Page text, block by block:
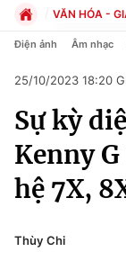
Chuyên mục
Chính trị
Xã hội
Pháp luật
VĂN HÓA -
Chính trị
Pháp luật
Kinh tế
Thể thao
Truyền
Văn hóa -
Điện ảnh Âm nhạc
25/10/2023 18:20
Sự kỳ
Kenny
hệ 7X,
Thùy Chi